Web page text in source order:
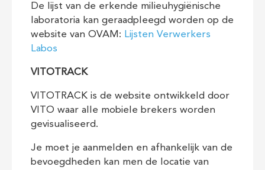
De lijst van de erkende milieuhygiënische
laboratoria kan geraadpleegd worden op de
website van OVAM: Lijsten Verwerkers
Labos
VITOTRACK
VITOTRACK is de website ontwikkeld door
VITO waar alle mobiele brekers worden
gevisualiseerd.
Je moet je aanmelden en afhankelijk van de
bevoegdheden kan men de locatie van